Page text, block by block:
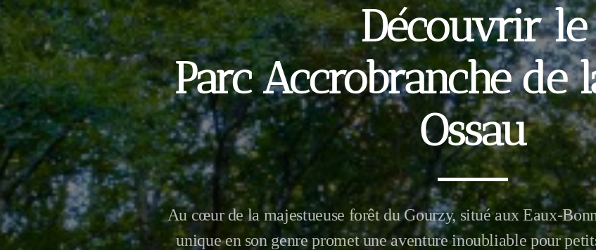
Découvrir le
Parc Accrobranche de
Ossau
Au cœur de la majestueuse forêt du Gourzy, situé aux Eaux-
unique en son genre promet une aventure inoubliable pour